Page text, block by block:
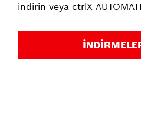
indirin veya ctrlX